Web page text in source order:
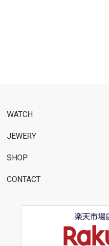
WATCH
JEWERY
SHOP
CONTACT